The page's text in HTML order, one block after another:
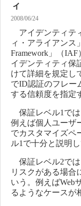
ィ
2008/06/24
アイデンティテ
ィ・アライアンス
Framework」（
イデンティティ保
けて詳細を規定し
でID認証のフレー
する信頼度を指定
保証レベル1では
例えば個人ユーザ
でカスタマイズペ
ル1で十分と説明し
保証レベル2で
リスクがある場合
いう。例えばWeb
るようなケースが